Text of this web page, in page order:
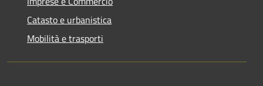
Catasto e urbanistica
Mobilità e trasporti